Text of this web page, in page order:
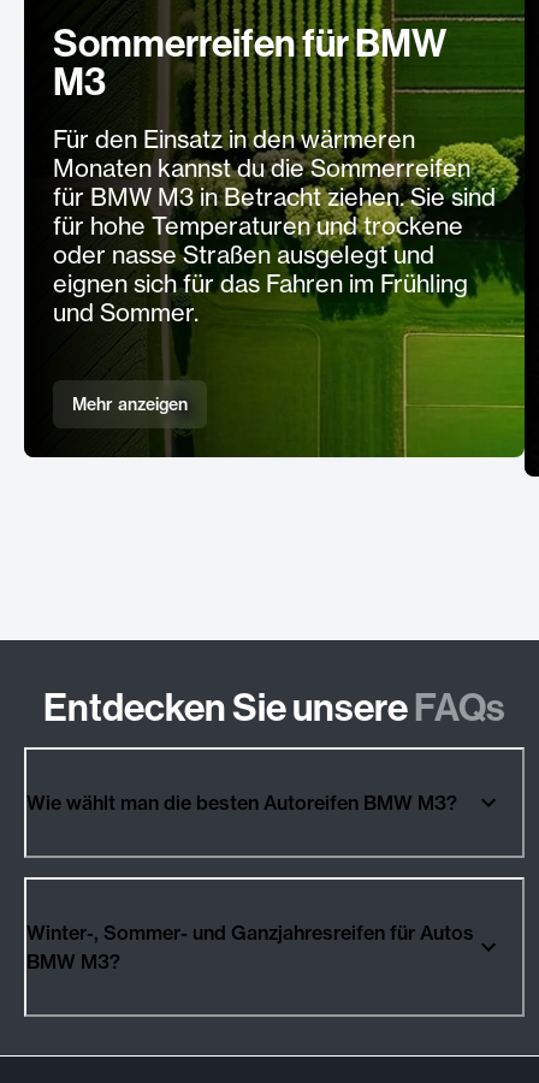
Sommerreifen für BMW
M3
Für den Einsatz in den wärmeren
Monaten kannst du die Sommerreifen
für BMW M3 in Betracht ziehen. Sie sind
für hohe Temperaturen und trockene
oder nasse Straßen ausgelegt und
eignen sich für das Fahren im Frühling
und Sommer.
Mehr anzeigen
Entdecken Sie unsereFAQs
Wie wählt man die besten Autoreifen BMW M3?
Winter-, Sommer- und Ganzjahresreifen für Autos
BMW M3?